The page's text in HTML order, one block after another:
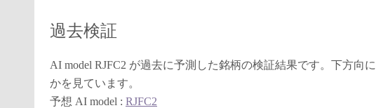
過去検証
AI model RJFC2 が過去に予測した銘柄の検証結果です。下方向
かを見ています。
予想 AI model : RJFC2